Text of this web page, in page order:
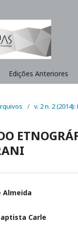
Edições Anteriores
/ v. 2 n. 2
Almeida
Carle